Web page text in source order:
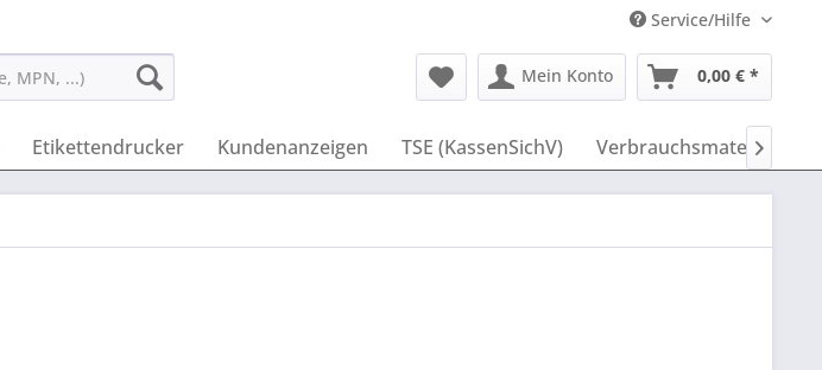
Service/Hilfe
Mein Konto 0,00 € *
Etikettendrucker Kundenanzeigen TSE (KassenSichV) Verbrauchsmaterial
